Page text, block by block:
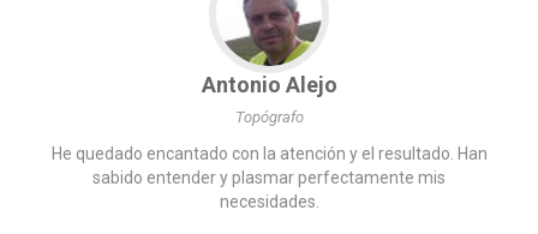
Antonio Alejo
Topógrafo
He quedado encantado con la atención y el resultado. Han
sabido entender y plasmar perfectamente mis
necesidades.